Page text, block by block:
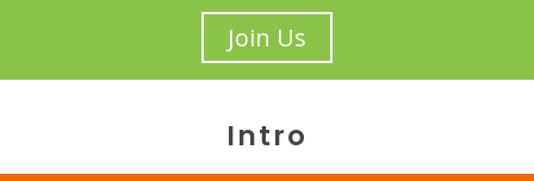
Join Us
Intro